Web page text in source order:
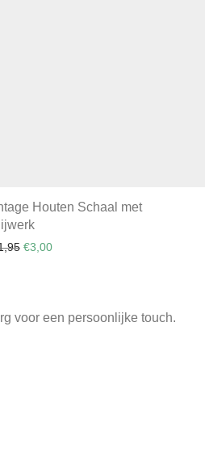
Houten Schaal met
Original price was: €11,95.
€3,00Current price is: €3,00.
voor een persoonlijke touch.